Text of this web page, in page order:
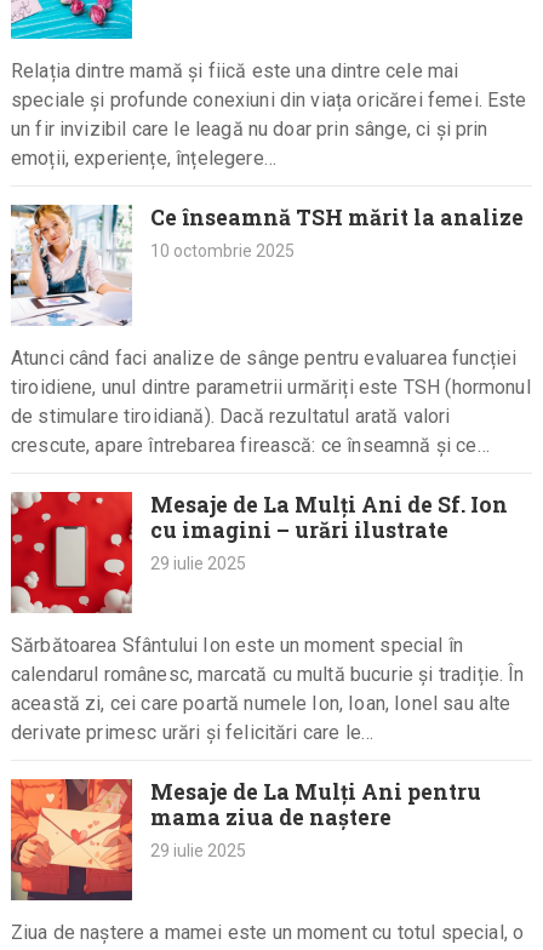
Relația dintre mamă și fiică este una dintre cele mai
speciale și profunde conexiuni din viața oricărei femei. Este
un fir invizibil care le leagă nu doar prin sânge, ci și prin
emoții, experiențe, înțelegere…
Ce înseamnă TSH mărit la analize
10 octombrie 2025
Atunci când faci analize de sânge pentru evaluarea funcției
tiroidiene, unul dintre parametrii urmăriți este TSH (hormonul
de stimulare tiroidiană). Dacă rezultatul arată valori
crescute, apare întrebarea firească: ce înseamnă și ce
Mesaje de La Mulți Ani de Sf. Ion
cu imagini – urări ilustrate
29 iulie 2025
Sărbătoarea Sfântului Ion este un moment special în
calendarul românesc, marcată cu multă bucurie și tradiție. În
această zi, cei care poartă numele Ion, Ioan, Ionel sau alte
derivate primesc urări și felicitări care le…
Mesaje de La Mulți Ani pentru
mama ziua de naștere
29 iulie 2025
Ziua de naștere a mamei este un moment cu totul special, o